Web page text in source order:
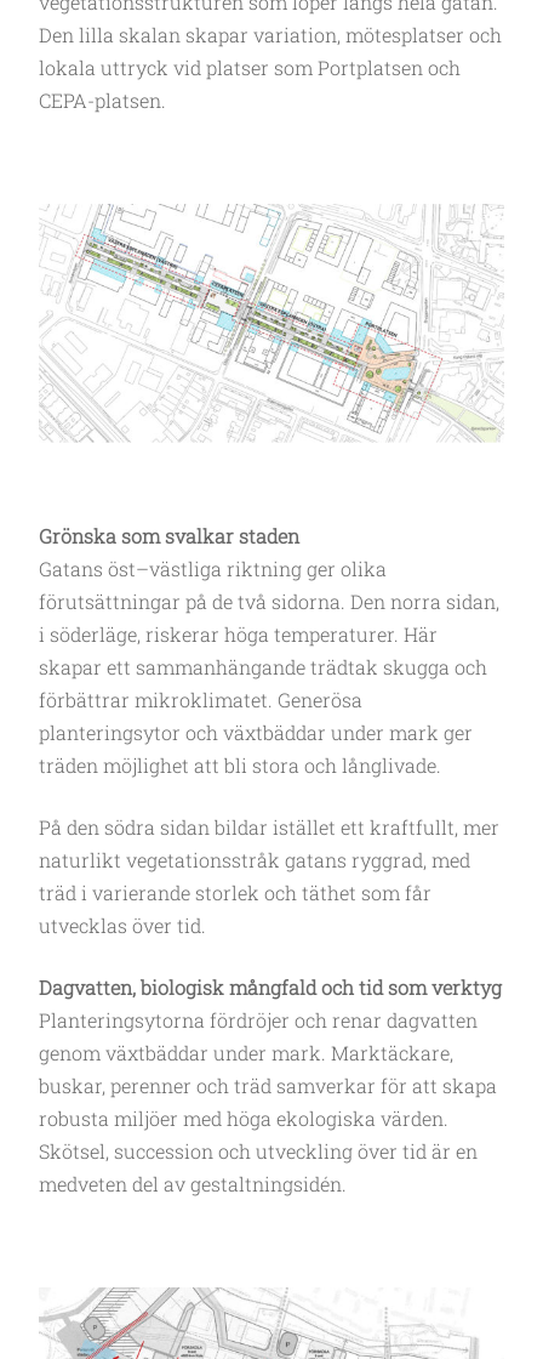
Den lilla skalan skapar variation, mötesplatser och
lokala uttryck vid platser som Portplatsen och
CEPA-platsen.
Grönska som svalkar staden
Gatans öst–västliga riktning ger olika
förutsättningar på de två sidorna. Den norra sidan,
i söderläge, riskerar höga temperaturer. Här
skapar ett sammanhängande trädtak skugga och
förbättrar mikroklimatet. Generösa
planteringsytor och växtbäddar under mark ger
träden möjlighet att bli stora och långlivade.
På den södra sidan bildar istället ett kraftfullt, mer
naturlikt vegetationsstråk gatans ryggrad, med
träd i varierande storlek och täthet som får
utvecklas över tid.
Dagvatten, biologisk mångfald och tid som verktyg
Planteringsytorna fördröjer och renar dagvatten
genom växtbäddar under mark. Marktäckare,
buskar, perenner och träd samverkar för att skapa
robusta miljöer med höga ekologiska värden.
Skötsel, succession och utveckling över tid är en
medveten del av gestaltningsidén.